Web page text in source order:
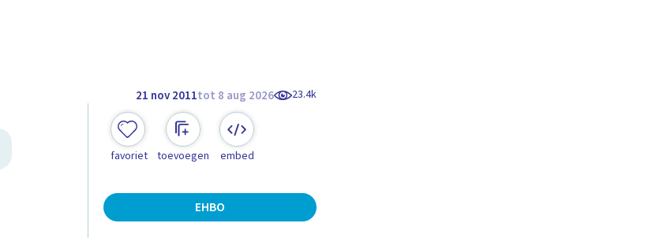
21 nov 2011tot 8 aug 2026 23.4k
favoriet toevoegen embed
EHBO